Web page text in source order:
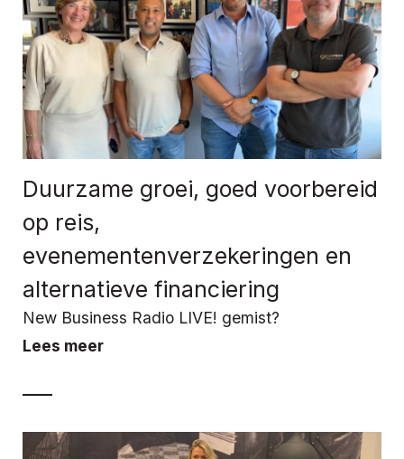
Duurzame groei, goed voorbereid
op reis,
evenementenverzekeringen en
alternatieve financiering
New Business Radio LIVE! gemist?
Lees meer